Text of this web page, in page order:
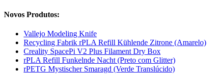
Novos Produtos:
Vallejo Modeling Knife
Recycling Fabrik rPLA Refill Kühlende Zitrone (Amarelo)
Creality SpacePi V2 Plus Filament Dry Box
rPLA Refill Funkelnde Nacht (Preto com Glitter)
rPETG Mystischer Smaragd (Verde Translúcido)